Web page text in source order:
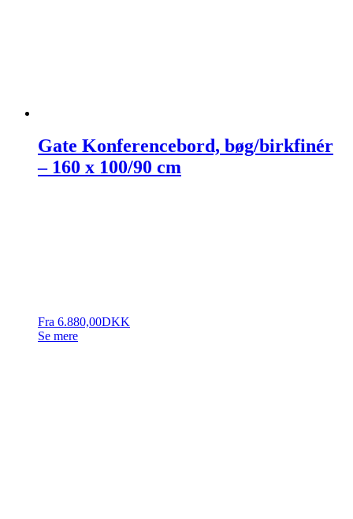
Gate Konferencebord, bøg/birkfinér
– 160 x 100/90 cm
Fra 6.880,00DKK
Se mere